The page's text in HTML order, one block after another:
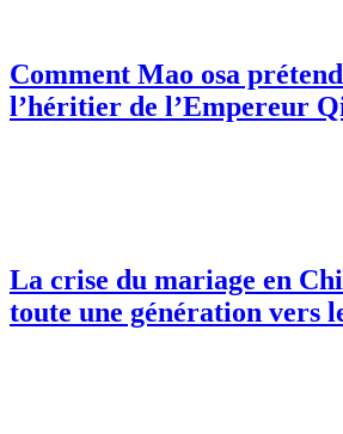
Comment Mao osa
l’héritier de l’Empereur
La crise du mariage en
toute une génération vers